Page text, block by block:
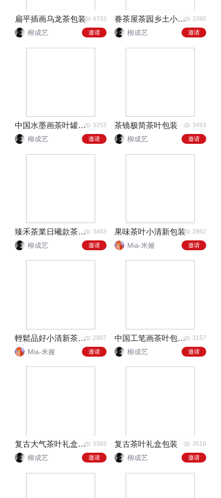
扁平插画乌龙茶包装 4733
柳成艺 邀请
眷茶屋茶园乡土小清新包装 3396
柳成艺 邀请
中国水墨画茶叶罐包装 3253
柳成艺 邀请
茶镜极简茶叶包装 3493
柳成艺 邀请
臻禾茶業日曦款茶罐包装 3463
柳成艺 邀请
果味茶叶小清新包装 2862
Mia-米娅 邀请
輕鬆品好小清新茶叶包装 2907
Mia-米娅 邀请
中国工笔画茶叶包装礼盒 3157
柳成艺 邀请
复古大气茶叶礼盒包装 3383
柳成艺 邀请
复古茶叶礼盒包装 3518
柳成艺 邀请